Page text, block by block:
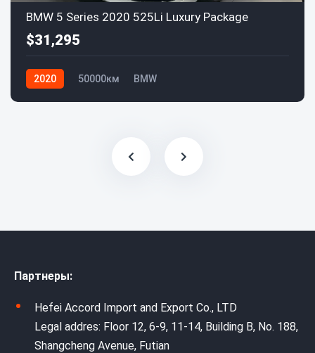
BMW 5 Series 2020 525Li Luxury Package
$31,295
2020 50000км BMW
Партнеры:
Hefei Accord Import and Export Co., LTD
Legal addres: Floor 12, 6-9, 11-14, Building B, No. 188,
Shangcheng Avenue, Futian